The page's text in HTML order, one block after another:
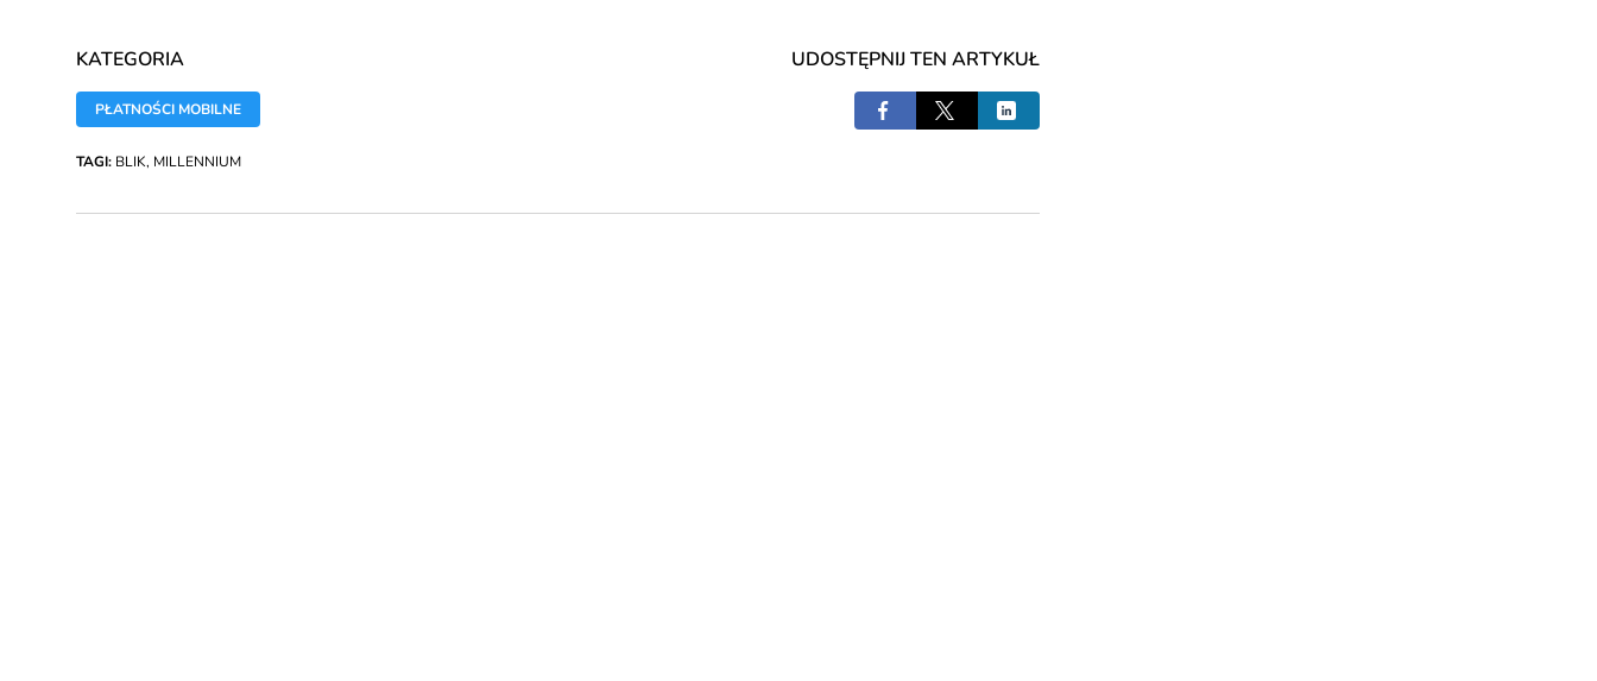
KATEGORIA
PŁATNOŚCI MOBILNE
UDOSTĘPNIJ TEN ARTYKUŁ
TAGI: BLIK, MILLENNIUM